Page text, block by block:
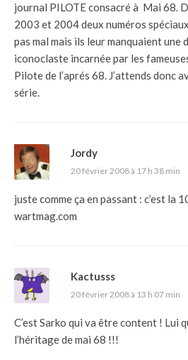
journal PILOTE consacré à Mai 68.
2003 et 2004 deux numéros
pas mal mais ils leur manquaient une
iconoclaste incarnée par les
Pilote de l’aprés 68. J’attends donc
série.
Jordy
20 février 2008 à 17 h 38 min
juste comme ça en passant : c’est la
wartmag.com
Kactusss
20 février 2008 à 13 h 07 min
C’est Sarko qui va être content ! Lui
l’héritage de mai 68 !!!